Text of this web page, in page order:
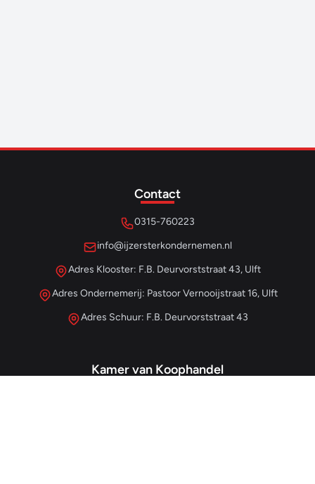
Contact
0315-760223
info@ijzersterkondernemen.nl
Adres Klooster: F.B. Deurvorststraat 43, Ulft
Adres Ondernemerij: Pastoor Vernooijstraat 16, Ulft
Adres Schuur: F.B. Deurvorststraat 43
Kamer van Koophandel